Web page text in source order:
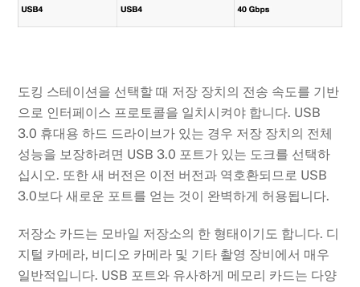
도킹 스테이션을 선택할 때 저장 장치의 전송 속도를 기반
으로 인터페이스 프로토콜을 일치시켜야 합니다. USB
3.0 휴대용 하드 드라이브가 있는 경우 저장 장치의 전체
성능을 보장하려면 USB 3.0 포트가 있는 도크를 선택하
십시오. 또한 새 버전은 이전 버전과 역호환되므로 USB
3.0보다 새로운 포트를 얻는 것이 완벽하게 허용됩니다.
저장소 카드는 모바일 저장소의 한 형태이기도 합니다. 디
지털 카메라, 비디오 카메라 및 기타 촬영 장비에서 매우
일반적입니다. USB 포트와 유사하게 메모리 카드는 다양